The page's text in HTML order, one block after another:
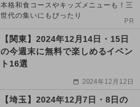
本格和食コースやキッズメニューも！三
世代の集いにもぴったり
PR
【関東】2024年12月14日・15日
の今週末に無料で楽しめるイベン
ト16選
2024年12月12日
【埼玉】2024年12月7日・8日の